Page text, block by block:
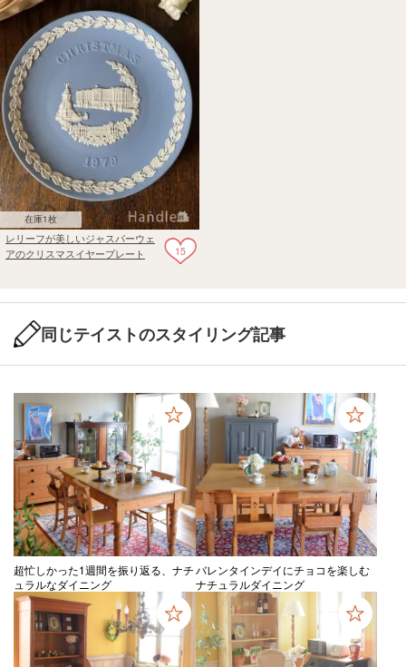
在庫1枚
15
レリーフが美しいジャスパーウェ
アのクリスマスイヤープレート
同じテイストのスタイリング記事
超忙しかった1週間を振り返る、ナチ
ュラルなダイニング
バレンタインデイにチョコを楽しむ
ナチュラルダイニング